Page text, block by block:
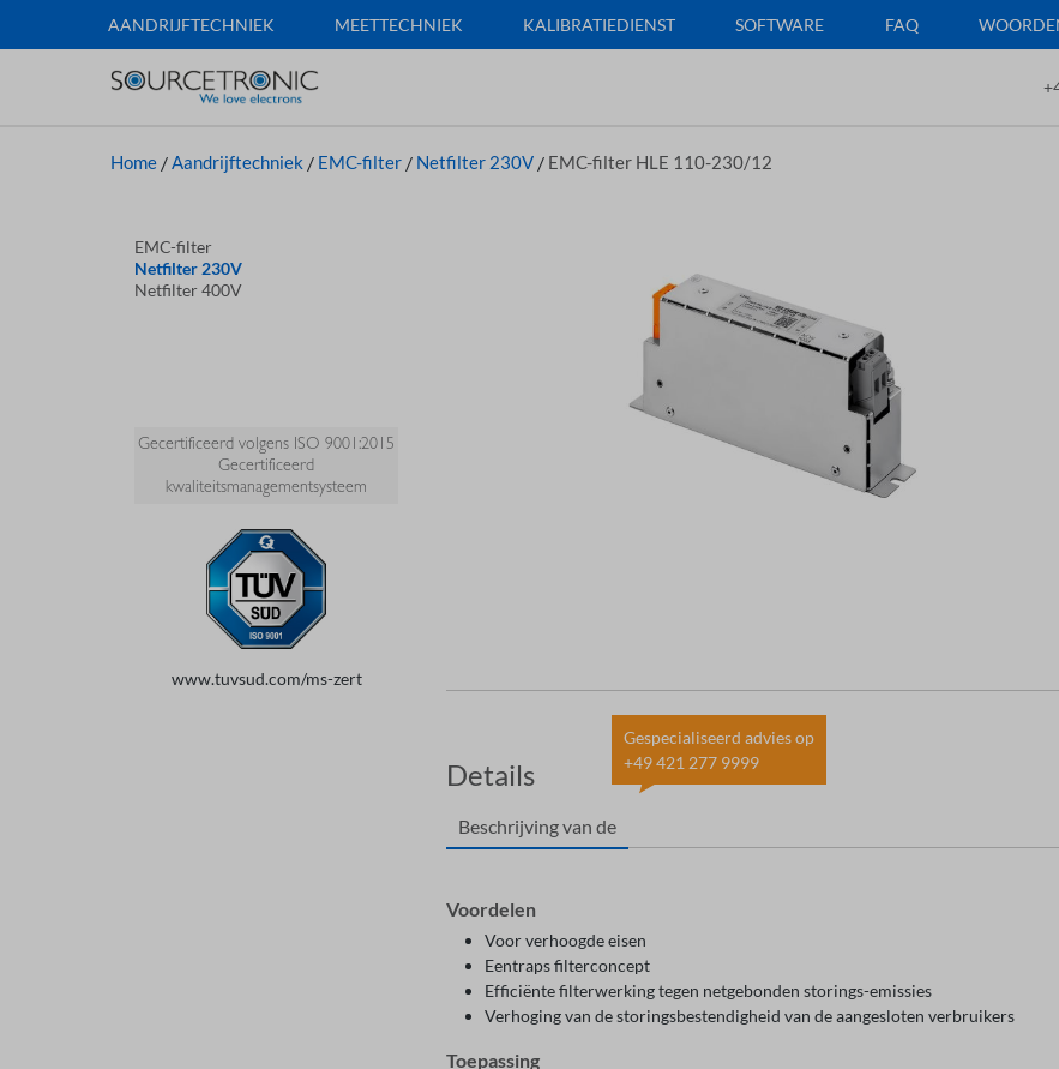
AANDRIJFTECHNIEK MEETTECHNIEK KALIBRATIEDIENST SOFTWARE FAQ
Home /Aandrijftechniek / EMC-filter / Netfilter 230V / EMC-filter HLE 110-230/12
EMC-filter
Netfilter 230V
Netfilter 400V
Gecertificeerd volgens ISO 9001:2015
Gecertificeerd
kwaliteitsmanagementsysteem
www.tuvsud.com/ms-zert
Details
Gespecialiseerd advies op
+49 421 277 9999
Beschrijving van de
Voordelen
Voor verhoogde eisen
Eentraps filterconcept
Efficiënte filterwerking tegen netgebonden storings-emissies
Verhoging van de storingsbestendigheid van de aangesloten verbruikers
Toepassing